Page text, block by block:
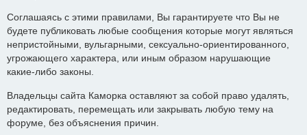
Соглашаясь с этими правилами, Вы гарантируете что Вы не
будете публиковать любые сообщения которые могут являться
непристойными, вульгарными, сексуально-ориентированного,
угрожающего характера, или иным образом нарушающие
какие-либо законы.
Владельцы сайта Каморка оставляют за собой право удалять,
редактировать, перемещать или закрывать любую тему на
форуме, без объяснения причин.